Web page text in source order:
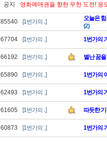
공지 영화예매권을 향한 무한 도전! 응
85540 [1번가의 ..]
오늘은
(2)
67704 [1번가의 ..] 1번가의
66192 [1번가의 ..] 별난 꿈
65890 [1번가의 ..] 1번가의
62493 [1번가의 ..] 1번가의
61605 [1번가의 ..] 따듯한
60873 [1번가의 ..] 1번가의